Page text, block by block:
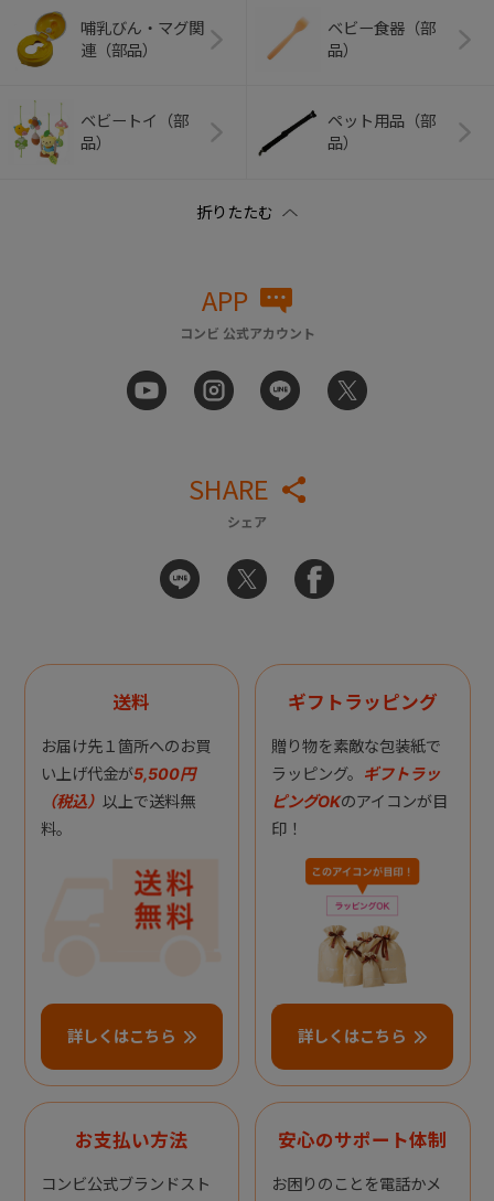
哺乳びん・マグ関
連（部品）
ベビー食器（部
品）
ベビートイ（部
品）
ペット用品（部
品）
APP
コンビ 公式アカウント
SHARE
シェア
送料
お届け先１箇所へのお買
い上げ代金が5,500円
（税込） 以上で送料無
料。
詳しくはこちら
ギフトラッピング
贈り物を素敵な包装紙で
ラッピング。 ギフトラッ
ピングOKのアイコンが目
印！
詳しくはこちら
お支払い方法
コンビ公式ブランドスト
安心のサポート体制
お困りのことを電話かメ